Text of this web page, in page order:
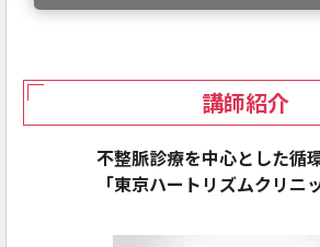
講師紹介
不整脈診療を中心とした循
「東京ハートリズムクリニ